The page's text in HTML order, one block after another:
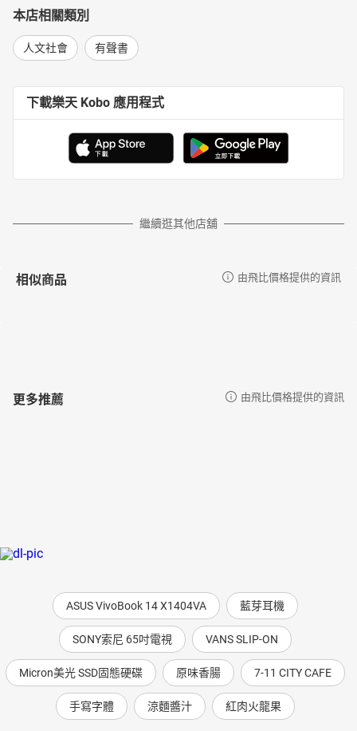
本店相關類別
人文社會 有聲書
下載樂天 Kobo 應用程式
繼續逛其他店舖
相似商品 由飛比價格提供的資訊
更多推薦 由飛比價格提供的資訊
ASUS VivoBook 14 X1404VA 藍芽耳機
SONY索尼 65吋電視 VANS SLIP-ON
Micron美光 SSD固態硬碟 原味香腸 7-11 CITY CAFE
手寫字體 涼麵醬汁 紅肉火龍果